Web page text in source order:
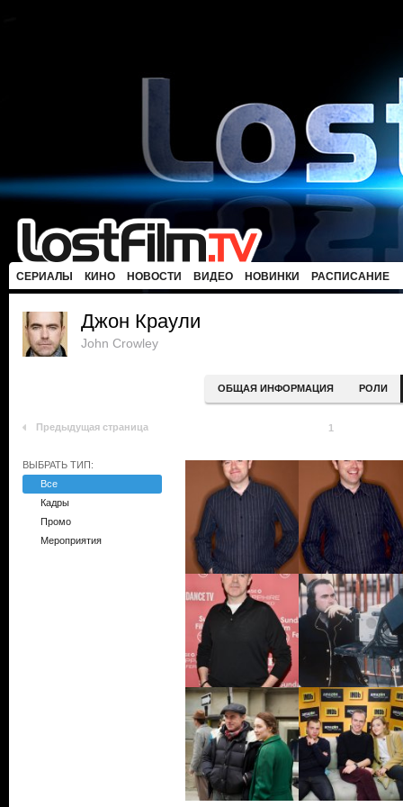
СЕРИАЛЫ КИНО НОВОСТИ ВИДЕО НОВИНКИ РАСПИСАНИЕ
Джон Краули
John Crowley
ОБЩАЯ ИНФОРМАЦИЯ РОЛИ
Предыдущая страница 1
ВЫБРАТЬ ТИП:
Все
Кадры
Промо
Мероприятия